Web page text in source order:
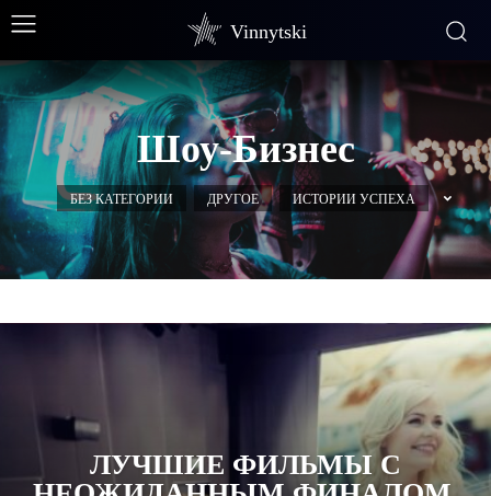
Vinnytski
Шоу-Бизнес
БЕЗ КАТЕГОРИИ ДРУГОЕ ИСТОРИИ УСПЕХА
ЛУЧШИЕ ФИЛЬМЫ С